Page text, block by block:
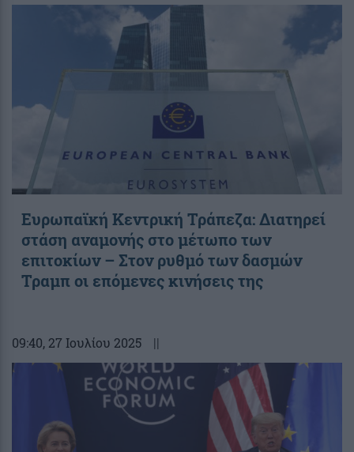
Ευρωπαϊκή Κεντρική Τράπεζα: Διατηρεί
στάση αναμονής στο μέτωπο των
επιτοκίων – Στον ρυθμό των δασμών
Τραμπ οι επόμενες κινήσεις της
09:40, 27 Ιουλίου 2025 ||